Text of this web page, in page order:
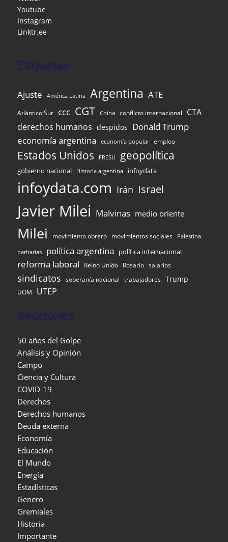
o
k
Youtube
Instagram
Linktr.ee
Etiquetas
Ajuste América Latina Argentina ATE
Atlántico Sur ccc CGT China conflicto internacional CTA
derechos humanos despidos Donald Trump
economía argentina
economía popular empleo
Estados Unidos FRESU geopolítica
gobierno nacional Historia argentina infoydata
infoydata.com Irán Israel
Javier Milei Malvinas medio oriente
Milei movimiento obrero movimientos sociales Palestina
paritarias política argentina política internacional
reforma laboral Reino Unido Rosario salarios
sindicatos soberanía nacional trabajadores Trump
UOM UTEP
Secciones
50 años del Golpe
Análisis y Opinión
Campo
Ciencia y Cultura
COVID-19
Derechos
Derechos humanos
Deuda externa
Economía
Educación
El Mundo
Energía
Estadísticas
Genero
Gremiales
Historia
Importante